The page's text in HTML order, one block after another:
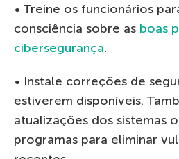
• Treine os funcionários
consciência sobre as boas
cibersegurança.
• Instale correções de
estiverem disponíveis.
atualizações dos sistemas
programas para eliminar